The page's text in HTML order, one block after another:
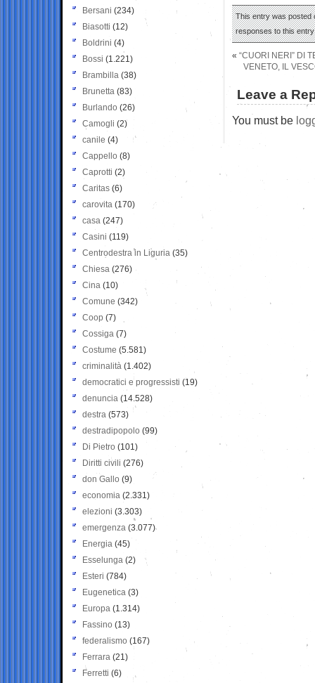
This entry was posted
responses to this
« “CUORI NERI” DI
VENETO, IL
Leave a
You must be
Bersani (234)
Biasotti (12)
Boldrini (4)
Bossi (1.221)
Brambilla (38)
Brunetta (83)
Burlando (26)
Camogli (2)
canile (4)
Cappello (8)
Caprotti (2)
Caritas (6)
carovita (170)
casa (247)
Casini (119)
Centrodestra in Liguria (35)
Chiesa (276)
Cina (10)
Comune (342)
Coop (7)
Cossiga (7)
Costume (5.581)
criminalità (1.402)
democratici e progressisti (19)
denuncia (14.528)
destra (573)
destradipopolo (99)
Di Pietro (101)
Diritti civili (276)
don Gallo (9)
economia (2.331)
elezioni (3.303)
emergenza (3.077)
Energia (45)
Esselunga (2)
Esteri (784)
Eugenetica (3)
Europa (1.314)
Fassino (13)
federalismo (167)
Ferrara (21)
Ferretti (6)